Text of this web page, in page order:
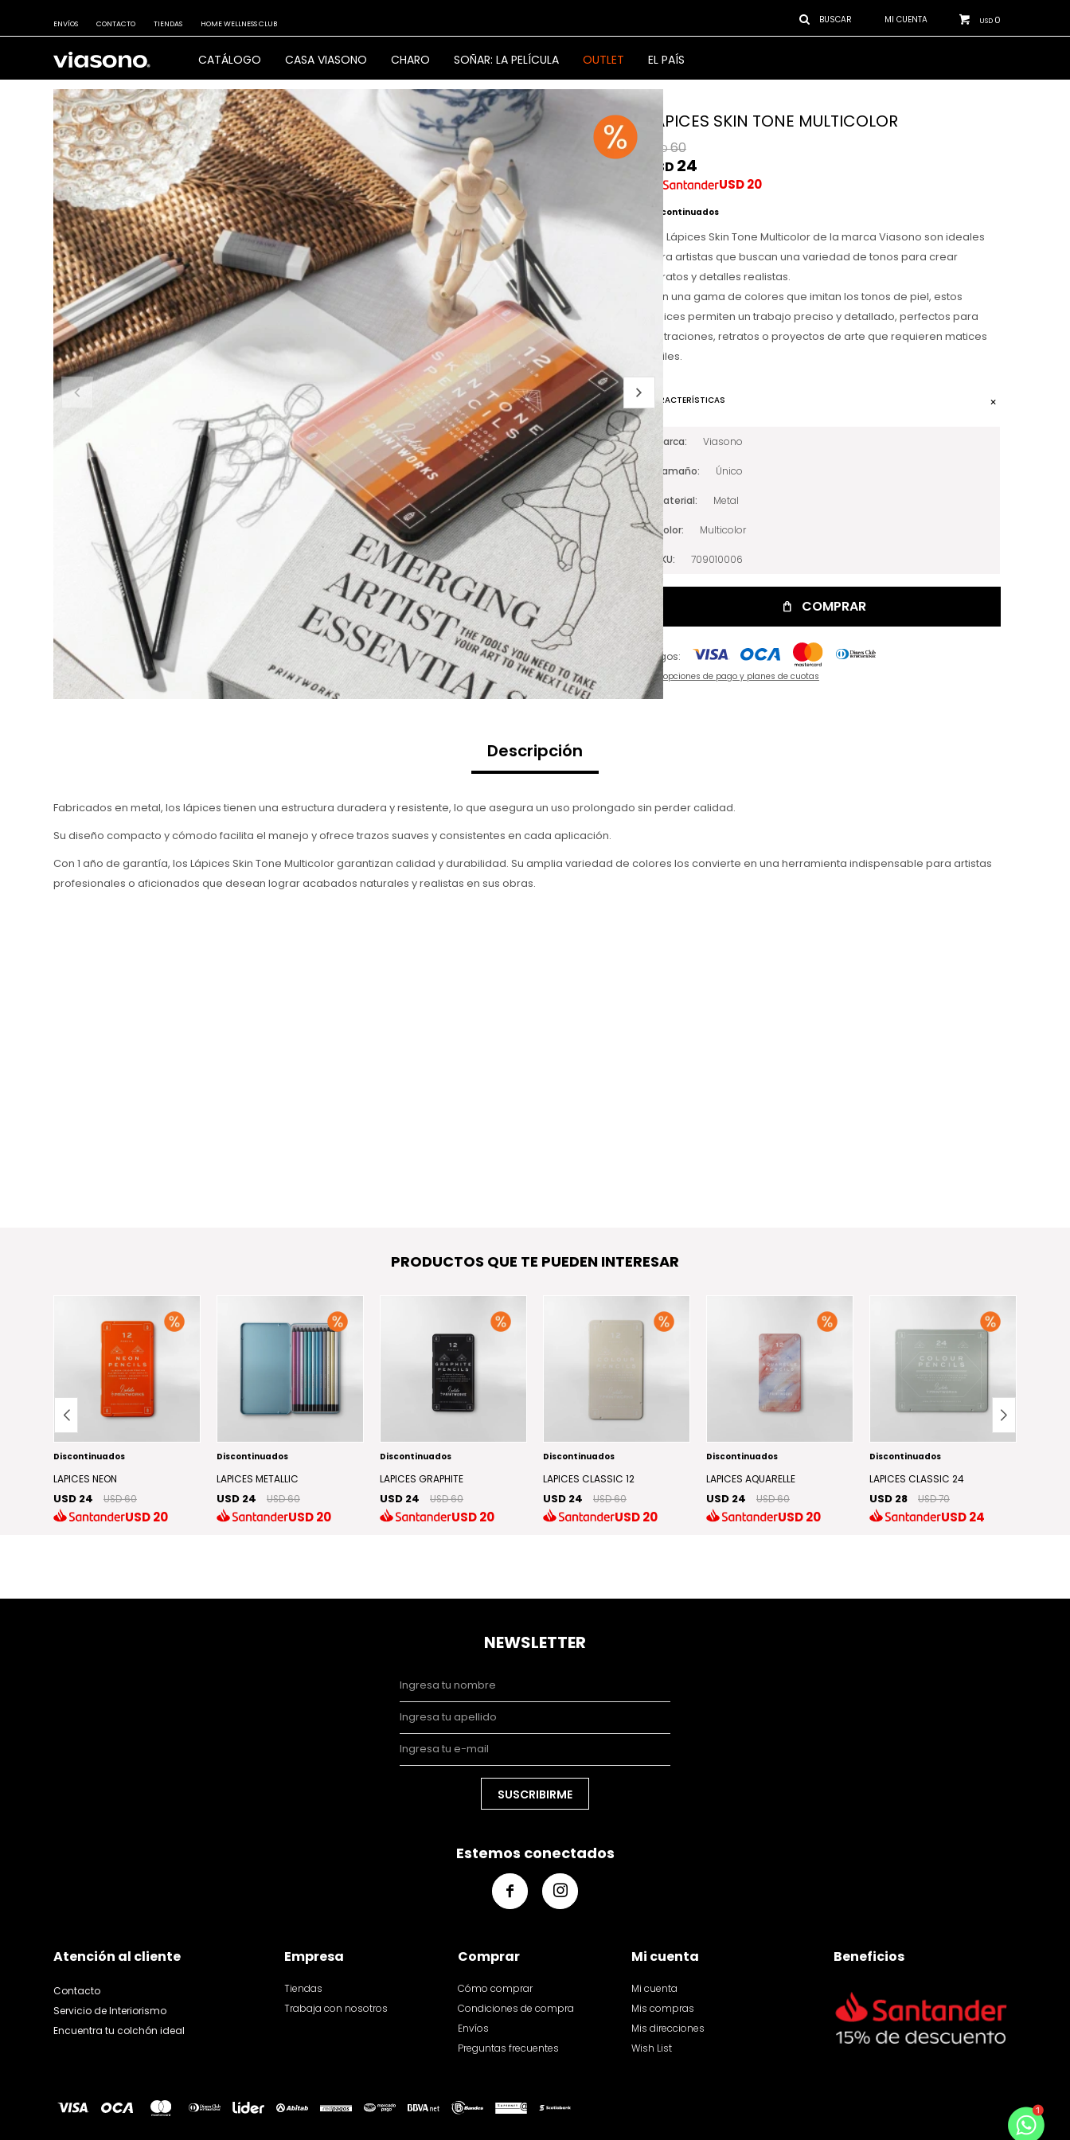
CATÁLOGO CASA VIASONO CHARO SOÑAR: LA PELÍCULA OUTLET EL PAÍS
USD 0
ENVÍOS CONTACTO TIENDAS HOME WELLNESS CLUB
LAPICES SKIN TONE MULTICOLOR
USD60
USD 24
USD20
Discontinuados
Los Lápices Skin Tone Multicolor de la marca Viasono son ideales
para artistas que buscan una variedad de tonos para crear
retratos y detalles realistas.
Con una gama de colores que imitan los tonos de piel, estos
lápices permiten un trabajo preciso y detallado, perfectos para
ilustraciones, retratos o proyectos de arte que requieren matices
sutiles.
CARACTERÍSTICAS
Marca Viasono
Tamaño Único
Material Metal
Color Multicolor
SKU 709010006
COMPRAR
Pagos:
Ver opciones de pago y planes de cuotas
Descripción
Fabricados en metal, los lápices tienen una estructura duradera y resistente, lo que asegura un uso prolongado sin perder calidad.
Su diseño compacto y cómodo facilita el manejo y ofrece trazos suaves y consistentes en cada aplicación.
Con 1 año de garantía, los Lápices Skin Tone Multicolor garantizan calidad y durabilidad. Su amplia variedad de colores los convierte en una herramienta indispensable para artistas
profesionales o aficionados que desean lograr acabados naturales y realistas en sus obras.
PRODUCTOS QUE TE PUEDEN INTERESAR
Discontinuados
LAPICES NEON
USD 24 USD 60
USD20
Discontinuados
LAPICES METALLIC
USD 24 USD 60
USD20
Discontinuados
LAPICES GRAPHITE
USD 24 USD 60
USD20
Discontinuados
LAPICES CLASSIC 12
USD 24 USD 60
USD20
Discontinuados
LAPICES AQUARELLE
USD 24 USD 60
USD20
Discontinuados
LAPICES CLASSIC 24
USD 28 USD 70
USD24
Atención al cliente
Contacto
Servicio de Interiorismo
Encuentra tu colchón ideal
Empresa
Tiendas
Trabaja con nosotros
Comprar
Cómo comprar
Condiciones de compra
Envíos
Preguntas frecuentes
Mi cuenta
Mi cuenta
Mis compras
Mis direcciones
Wish List
Beneficios
NEWSLETTER
SUSCRIBIRME
Estemos conectados
 